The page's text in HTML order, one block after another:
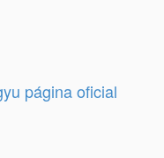
página oficial